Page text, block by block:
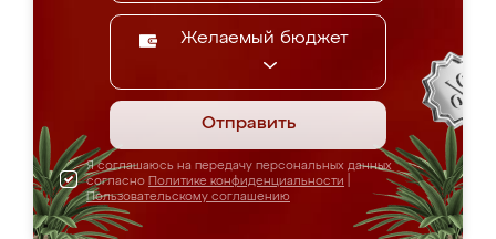
Желаемый бюджет
Отправить
Я соглашаюсь на передачу персональных данных
согласно Политике конфиденциальности
Пользовательскому соглашению